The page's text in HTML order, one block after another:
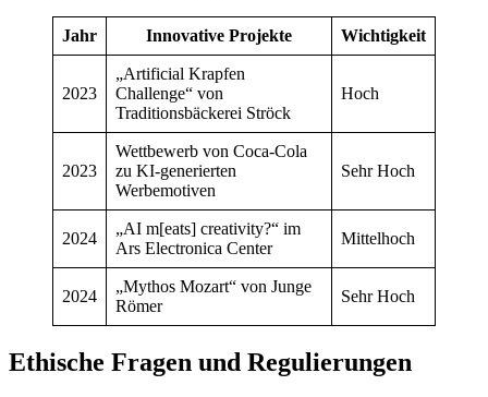
Jahr Innovative Projekte Wichtigkeit
2023
„Artificial Krapfen
Challenge“ von
Traditionsbäckerei Ströck
Hoch
2023
Wettbewerb von Coca-Cola
zu KI-generierten
Werbemotiven
Sehr Hoch
2024
„AI m[eats] creativity?“ im
Ars Electronica Center
Mittelhoch
2024
„Mythos Mozart“ von Junge
Römer
Sehr Hoch
Ethische Fragen und Regulierungen